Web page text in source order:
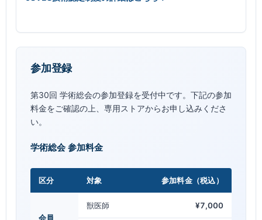
参加登録
第30回 学術総会の参加登録を受付中です。下記の参加
料金をご確認の上、専用ストアからお申し込みくださ
い。
学術総会 参加料金
区分 対象 参加料金（税込）
会員
獣医師 ¥7,000